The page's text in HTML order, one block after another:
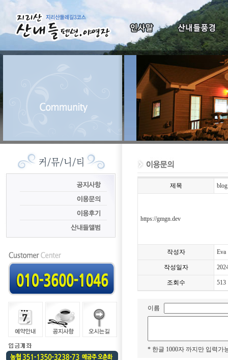
제목
https://gmgn.dev
작성자 Eva
작성일자
조회수 513
이름
* 한글 1000자 까지만 입력가